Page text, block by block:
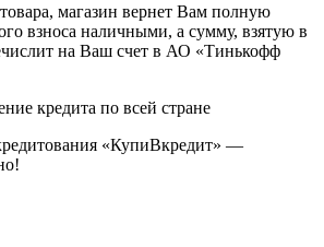
магазин вернет Вам полную
взноса наличными, а сумму, взятую в
на Ваш счет в АО «Тинькофф
кредита по всей стране
«КупиВкредит» —